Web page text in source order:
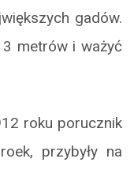
gadów.
3 metrów i ważyć
roku porucznik
przybyły na